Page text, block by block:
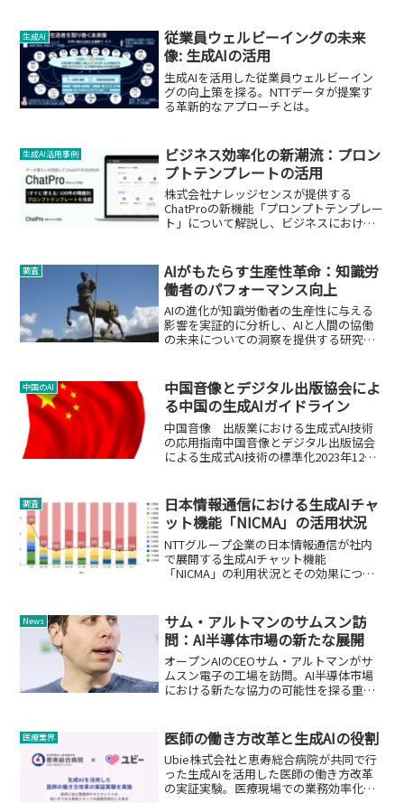
生成AI
従業員ウェルビーイングの未来
像: 生成AIの活用
生成AIを活用した従業員ウェルビーイン
グの向上策を探る。NTTデータが提案す
る革新的なアプローチとは。
生成AI活用事例
ビジネス効率化の新潮流：プロン
プトテンプレートの活用
株式会社ナレッジセンスが提供する
ChatProの新機能「プロンプトテンプレー
ト」について解説し、ビジネスにおける
調査
AIがもたらす生産性革命：知識労
働者のパフォーマンス向上
AIの進化が知識労働者の生産性に与える
影響を実証的に分析し、AIと人間の協働
の未来についての洞察を提供する研究を
中国のAI
中国音像とデジタル出版協会によ
る中国の生成AIガイドライン
中国音像 出版業における生成式AI技術
の応用指南中国音像とデジタル出版協会
による生成式AI技術の標準化2023年12月
術の応用に関するガイドライン「出版業
生成式人工...
調査
日本情報通信における生成AIチャ
ット機能「NICMA」の活用状況
NTTグループ企業の日本情報通信が社内
で展開する生成AIチャット機能
「NICMA」の利用状況とその効果につい
News
サム・アルトマンのサムスン訪
問：AI半導体市場の新たな展開
オープンAIのCEOサム・アルトマンがサ
ムスン電子の工場を訪問。AI半導体市場
における新たな協力の可能性を探る重要
医療業界 医師の働き方改革と生成AIの役割
Ubie株式会社と恵寿総合病院が共同で行
った生成AIを活用した医師の働き方改革
の実証実験。医療現場での業務効率化と